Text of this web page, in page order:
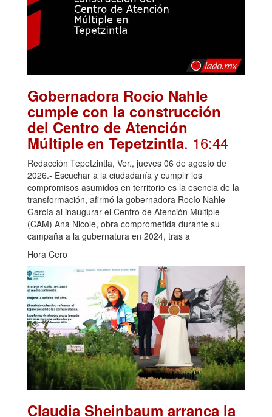
Gobernadora Rocío Nahle
cumple con la construcción
del Centro de Atención
Múltiple en Tepetzintla. 16:44
Redacción Tepetzintla, Ver., jueves 06 de agosto de
2026.- Escuchar a la ciudadanía y cumplir los
compromisos asumidos en territorio es la esencia de la
transformación, afirmó la gobernadora Rocío Nahle
García al inaugurar el Centro de Atención Múltiple
(CAM) Ana Nicole, obra comprometida durante su
campaña a la gubernatura en 2024, tras a
Hora Cero
Claudia Sheinbaum arranca la